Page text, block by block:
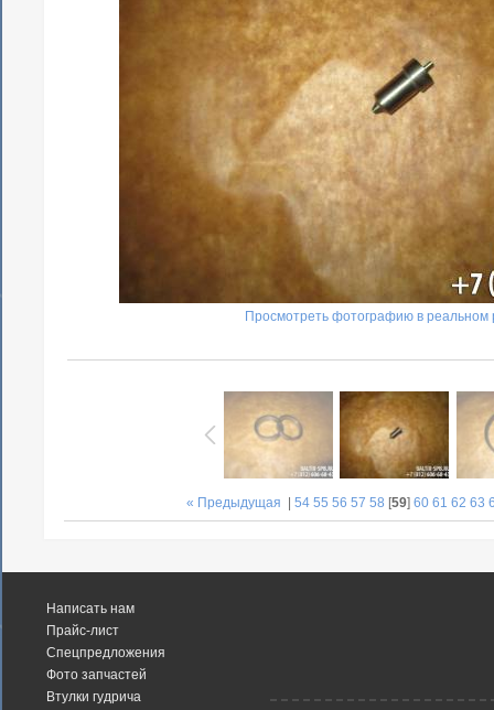
Просмотреть фотографию в реальном
« Предыдущая 54 55 56 57 58 [59] 60 61 62 63
Написать нам
Прайс-лист
Спецпредложения
Фото запчастей
Втулки гудрича